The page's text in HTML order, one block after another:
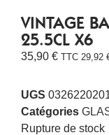
VINTAGE
25.5CL X6
35,90 € TTC 29,92
UGS
Catégories
Rupture de stock